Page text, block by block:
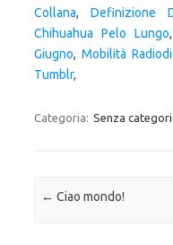
Collana, Definizione
Chihuahua Pelo Lungo,
Giugno,Mobilità
Tumblr,
Categoria: Senza
Navigazione articolo
← Ciao mondo!